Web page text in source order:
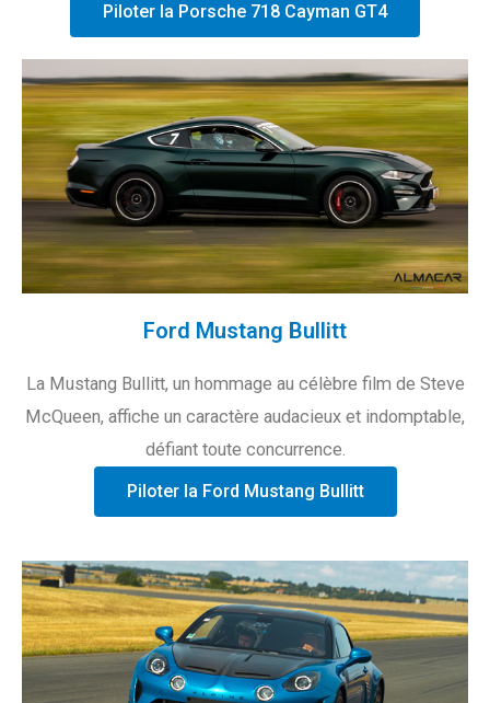
Piloter la Porsche 718 Cayman GT4
Ford Mustang Bullitt
La Mustang Bullitt, un hommage au célèbre film de Steve
McQueen, affiche un caractère audacieux et indomptable,
défiant toute concurrence.
Piloter la Ford Mustang Bullitt